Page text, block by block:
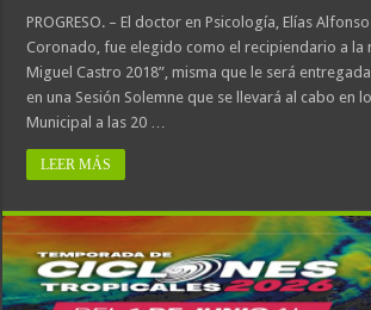
PROGRESO. – El doctor en Psicología, Elías
Coronado, fue elegido como el recipiendario a la
Miguel Castro 2018”, misma que le será
en una Sesión Solemne que se llevará al cabo en
Municipal a las 20 …
LEER MÁS